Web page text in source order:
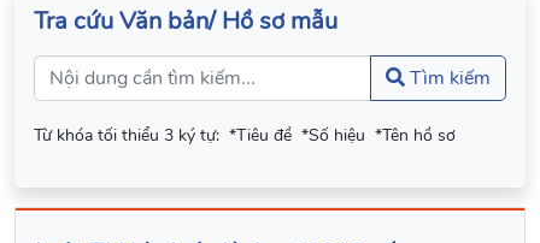
Tra cứu Văn bản/ Hồ sơ mẫu
Tìm kiếm
Từ khóa tối thiểu 3 ký tự: *Tiêu đề *Số hiệu *Tên hồ sơ